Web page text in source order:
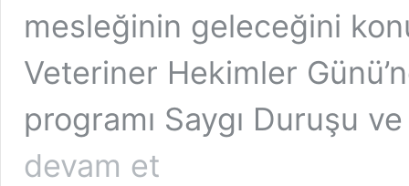
mesleğinin geleceğini
Veteriner Hekimler
programı Saygı Duruşu
devam et